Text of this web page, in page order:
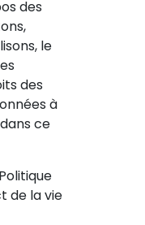
des
le
des
à
ce
de la vie